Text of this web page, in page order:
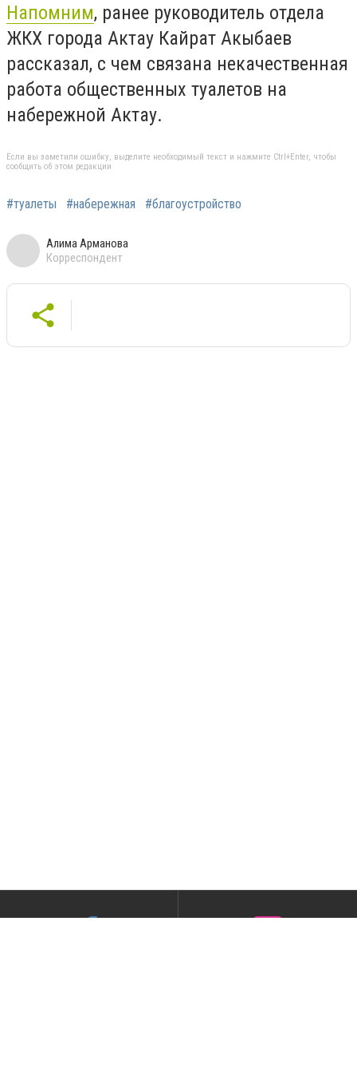
Напомним, ранее руководитель отдела
ЖКХ города Актау Кайрат Акыбаев
рассказал, с чем связана некачественная
работа общественных туалетов на
набережной Актау.
Если вы заметили ошибку, выделите необходимый текст и нажмите Ctrl+Enter, чтобы
сообщить об этом редакции
#туалеты #набережная #благоустройство
Алима Арманова
Корреспондент